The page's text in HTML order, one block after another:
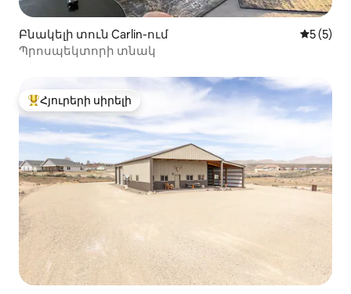
Բնակելի տուն Carlin-ում Միջին
5 (5)
Պրոսպեկտորի տնակ
Հյուրերի սիրելի լավագույն տները
Հյուրերի սիրելի